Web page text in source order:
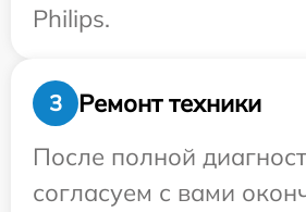
Philips.
3
Ремонт техники
После полной
согласуем с вами